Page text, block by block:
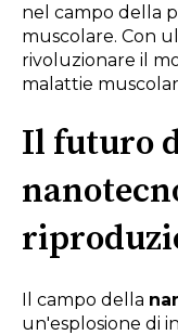
nel campo della
muscolare. Con
rivoluzionare il
malattie
Il futuro
Il campo della
un'esplosione di